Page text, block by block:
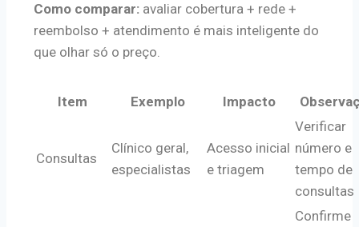
Como comparar: avaliar cobertura + rede +
reembolso + atendimento é mais inteligente do
que olhar só o preço.
Item Exemplo Impacto
Consultas
Clínico geral,
especialistas
Acesso inicial
e triagem
Verificar
número e
tempo de
consultas
Confirme